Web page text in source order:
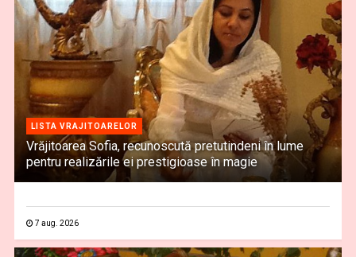
LISTA VRAJITOARELOR
Vrăjitoarea Sofia, recunoscută pretutindeni în lume
pentru realizările ei prestigioase în magie
7 aug. 2026